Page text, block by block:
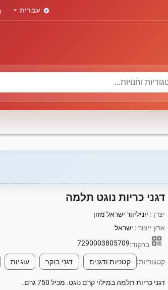
עברית arrow_drop_down
דגני כריות נוגט תלמה
יצרן : יוניליוור ישראל מזון
ארץ ייצור : ישראל
qr_code ברקוד:7290003805709
קטגוריות: קטניות ודגנים דגני בוקר עוגיות
דגני כריות תלמה במילוי קרם נוגט. מכיל 750 גרם.